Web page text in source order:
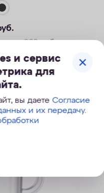
299руб.
и сервис
для
вы даетеСогласие
и их передачу.